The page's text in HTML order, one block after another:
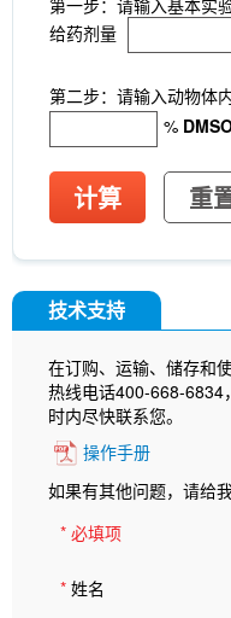
第一步：请输入基本实
给药剂量
第二步：请输入动物体
%
计算 重
技术支持
在订购、运输、储存和
热线电话400-668-6834
时内尽快联系您。
操作手册
如果有其他问题，请给我
* 必填项
* 姓名